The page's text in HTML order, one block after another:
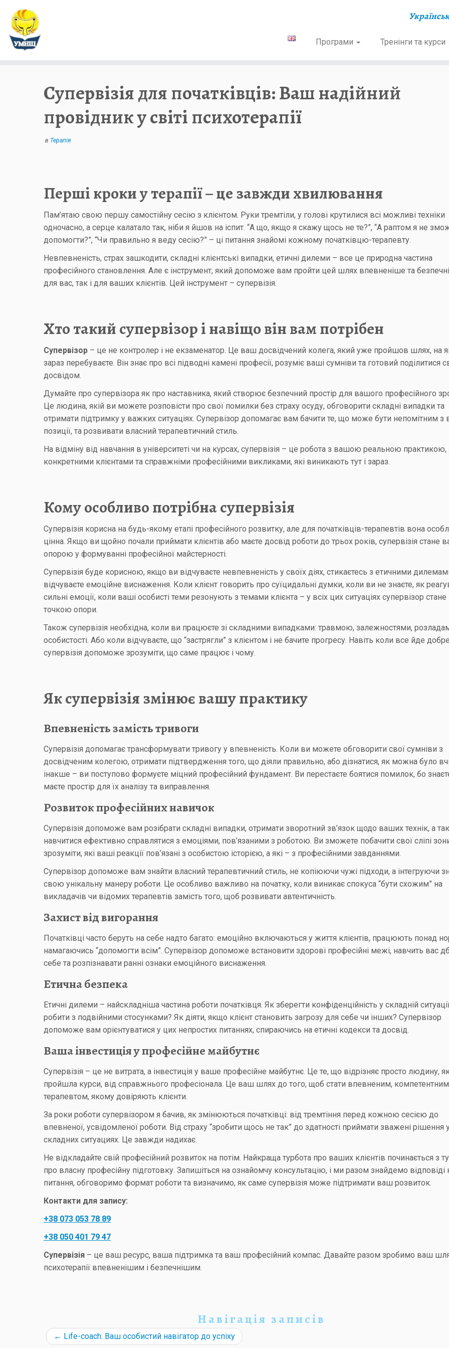
Програми Тренінги та курси
Супервізія для початківців: Ваш надійний
провідник у світі психотерапії
в Терапія
Перші кроки у терапії – це завжди хвилювання
Пам’ятаю свою першу самостійну сесію з клієнтом. Руки тремтіли, у голові крутилися всі можливі техніки
одночасно, а серце калатало так, ніби я йшов на іспит. “А що, якщо я скажу щось не те?”, “А раптом я не
допомогти?”, “Чи правильно я веду сесію?” – ці питання знайомі кожному початківцю-терапевту.
Невпевненість, страх зашкодити, складні клієнтські випадки, етичні дилеми – все це природна частина
професійного становлення. Але є інструмент, який допоможе вам пройти цей шлях впевненіше та
для вас, так і для ваших клієнтів. Цей інструмент – супервізія.
Хто такий супервізор і навіщо він вам потрібен
Супервізор – це не контролер і не екзаменатор. Це ваш досвідчений колега, який уже пройшов шлях, на
зараз перебуваєте. Він знає про всі підводні камені професії, розуміє ваші сумніви та готовий поділитися
досвідом.
Думайте про супервізора як про наставника, який створює безпечний простір для вашого професійного
Це людина, якій ви можете розповісти про свої помилки без страху осуду, обговорити складні випадки та
отримати підтримку у важких ситуаціях. Супервізор допомагає вам бачити те, що може бути непомітним з
позиції, та розвивати власний терапевтичний стиль.
На відміну від навчання в університеті чи на курсах, супервізія – це робота з вашою реальною практикою,
конкретними клієнтами та справжніми професійними викликами, які виникають тут і зараз.
Кому особливо потрібна супервізія
Супервізія корисна на будь-якому етапі професійного розвитку, але для початківців-терапевтів вона
цінна. Якщо ви щойно почали приймати клієнтів або маєте досвід роботи до трьох років, супервізія стане
опорою у формуванні професійної майстерності.
Супервізія буде корисною, якщо ви відчуваєте невпевненість у своїх діях, стикаєтесь з етичними
відчуваєте емоційне виснаження. Коли клієнт говорить про суїцидальні думки, коли ви не знаєте, як
сильні емоції, коли ваші особисті теми резонують з темами клієнта – у всіх цих ситуаціях супервізор
точкою опори.
Також супервізія необхідна, коли ви працюєте зі складними випадками: травмою, залежностями,
особистості. Або коли відчуваєте, що “застрягли” з клієнтом і не бачите прогресу. Навіть коли все йде
супервізія допоможе зрозуміти, що саме працює і чому.
Як супервізія змінює вашу практику
Впевненість замість тривоги
Супервізія допомагає трансформувати тривогу у впевненість. Коли ви можете обговорити свої сумніви з
досвідченим колегою, отримати підтвердження того, що діяли правильно, або дізнатися, як можна було
інакше – ви поступово формуєте міцний професійний фундамент. Ви перестаєте боятися помилок, бо
маєте простір для їх аналізу та виправлення.
Розвиток професійних навичок
Супервізія допоможе вам розібрати складні випадки, отримати зворотний зв’язок щодо ваших технік, а
навчитися ефективно справлятися з емоціями, пов’язаними з роботою. Ви зможете побачити свої сліпі
зрозуміти, які ваші реакції пов’язані з особистою історією, а які – з професійними завданнями.
Супервізор допоможе вам знайти власний терапевтичний стиль, не копіюючи чужі підходи, а інтегруючи
свою унікальну манеру роботи. Це особливо важливо на початку, коли виникає спокуса “бути схожим” на
викладачів чи відомих терапевтів замість того, щоб розвивати автентичність.
Захист від вигорання
Початківці часто беруть на себе надто багато: емоційно включаються у життя клієнтів, працюють понад
намагаючись “допомогти всім”. Супервізор допоможе встановити здорові професійні межі, навчить вас
себе та розпізнавати ранні ознаки емоційного виснаження.
Етична безпека
Етичні дилеми – найскладніша частина роботи початківця. Як зберегти конфіденційність у складній
робити з подвійними стосунками? Як діяти, якщо клієнт становить загрозу для себе чи інших? Супервізор
допоможе вам орієнтуватися у цих непростих питаннях, спираючись на етичні кодекси та досвід.
Ваша інвестиція у професійне майбутнє
Супервізія – це не витрата, а інвестиція у ваше професійне майбутнє. Це те, що відрізняє просто людину,
пройшла курси, від справжнього професіонала. Це ваш шлях до того, щоб стати впевненим, компетентним
терапевтом, якому довіряють клієнти.
За роки роботи супервізором я бачив, як змінюються початківці: від тремтіння перед кожною сесією до
впевненої, усвідомленої роботи. Від страху “зробити щось не так” до здатності приймати зважені рішення
складних ситуациях. Це завжди надихає.
Не відкладайте свій професійний розвиток на потім. Найкраща турбота про ваших клієнтів починається з
про власну професійну підготовку. Запишіться на ознайомчу консультацію, і ми разом знайдемо відповіді
питання, обговоримо формат роботи та визначимо, як саме супервізія може підтримати ваш розвиток.
Контакти для запису:
+38 073 053 78 89
+38 050 401 79 47
Супервізія – це ваш ресурс, ваша підтримка та ваш професійний компас. Давайте разом зробимо ваш
психотерапії впевненішим і безпечнішим.
Навігація записів
← Life-coach: Ваш особистий навігатор до успіху